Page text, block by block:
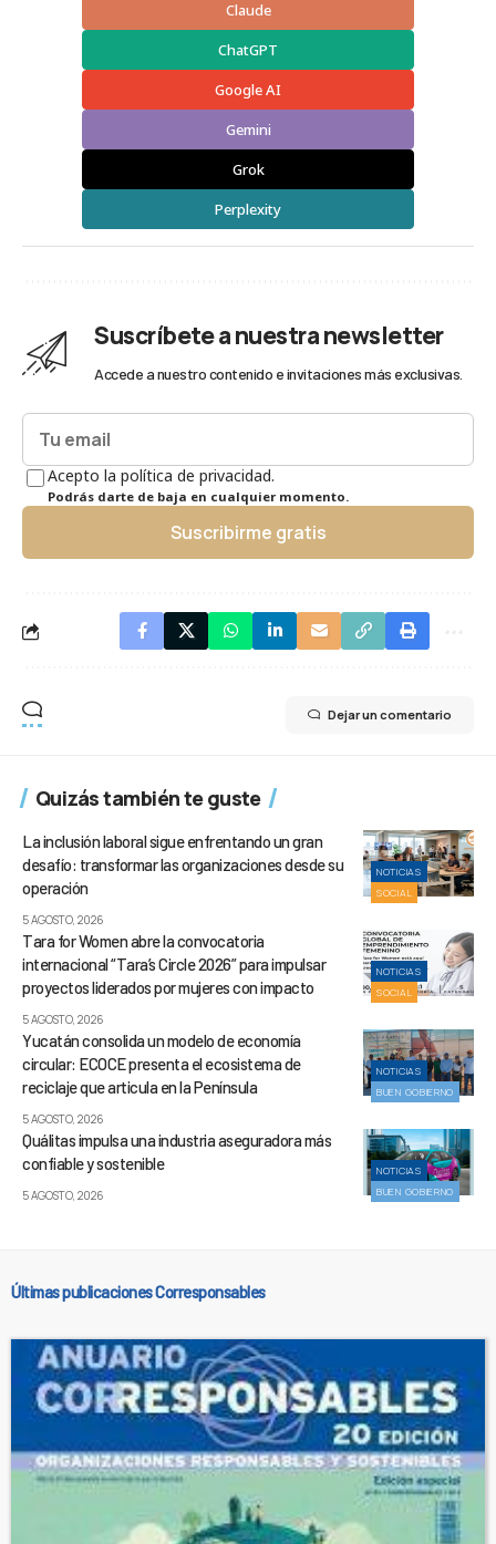
Claude
ChatGPT
Google AI
Gemini
Grok
Perplexity
Suscríbete a nuestra newsletter
Accede a nuestro contenido e invitaciones más exclusivas.
Acepto la política de privacidad.
Podrás darte de baja en cualquier momento.
Suscribirme gratis
Dejar un comentario
Quizás también te guste
NOTICIAS
SOCIAL
La inclusión laboral sigue enfrentando un gran
desafío: transformar las organizaciones desde su
operación
5 AGOSTO, 2026
NOTICIAS
SOCIAL
Tara for Women abre la convocatoria
internacional “Tara’s Circle 2026” para impulsar
proyectos liderados por mujeres con impacto
5 AGOSTO, 2026
NOTICIAS
BUEN GOBIERNO
Yucatán consolida un modelo de economía
circular: ECOCE presenta el ecosistema de
reciclaje que articula en la Península
5 AGOSTO, 2026
NOTICIAS
BUEN GOBIERNO
Quálitas impulsa una industria aseguradora más
confiable y sostenible
5 AGOSTO, 2026
Últimas publicaciones Corresponsables